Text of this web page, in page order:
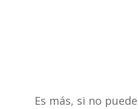
Es más, si no